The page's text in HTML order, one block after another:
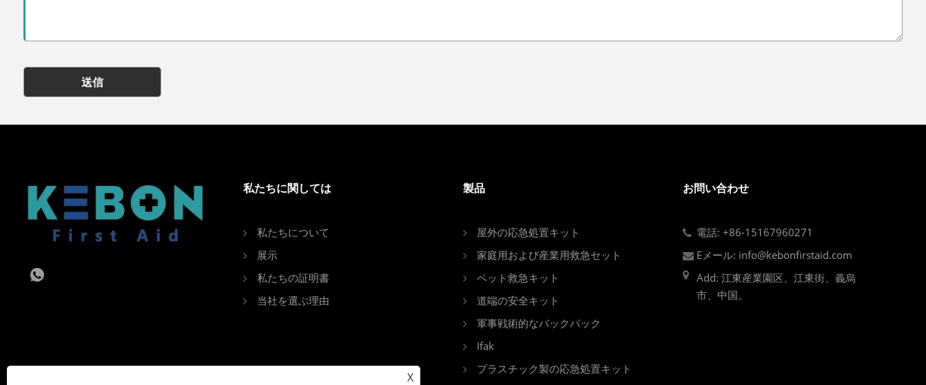
送信
私たちに関しては
私たちについて
展示
私たちの証明書
当社を選ぶ理由
製品
屋外の応急処置キット
家庭用および産業用救急セット
ペット救急キット
道端の安全キット
軍事戦術的なバックパック
Ifak
プラスチック製の応急処置キット
お問い合わせ
電話: +86-15167960271
Eメール: info@kebonfirstaid.com
Add: 江東産業園区、江東街、義烏
市、中国。
X